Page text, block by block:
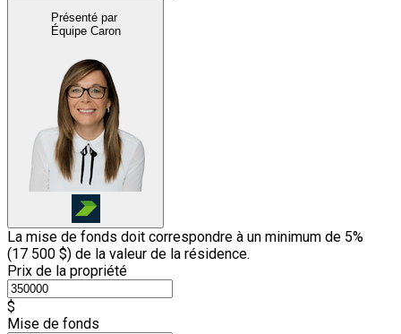
Présenté par
Équipe Caron
La mise de fonds doit correspondre à un minimum de 5%
(17 500 $) de la valeur de la résidence.
Prix de la propriété
$
Mise de fonds